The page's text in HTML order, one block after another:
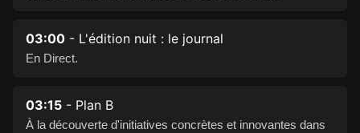
03:00 - L'édition nuit : le journal
En Direct.
03:15 - Plan B
À la découverte d'initiatives concrètes et innovantes dans